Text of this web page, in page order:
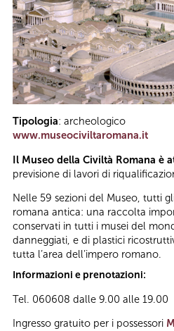
Tipologia: archeologico
www.museociviltaromana.it
Il Museo della Civiltà Romana è
previsione di lavori di
Nelle 59 sezioni del Museo, tutti
romana antica: una raccolta
conservati in tutti i musei del
danneggiati, e di plastici
tutta l’area dell’impero romano.
Informazioni e prenotazioni:
Tel. 060608 dalle 9.00 alle 19.00
Ingresso gratuito per i possessori